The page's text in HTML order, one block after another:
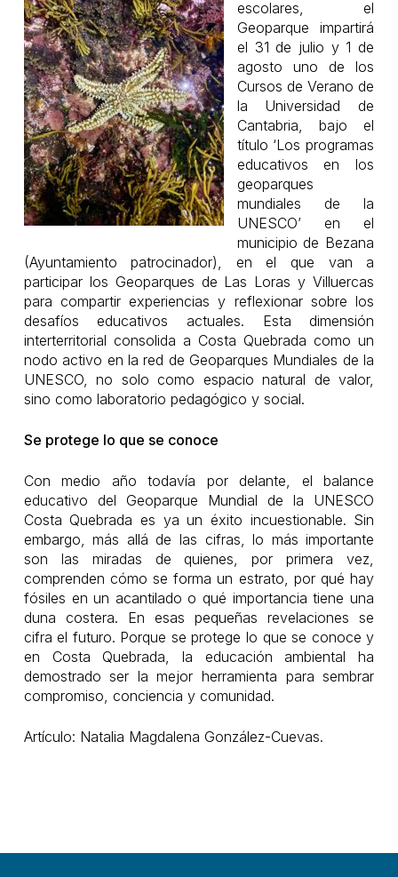
escolares, el
Geoparque impartirá
el 31 de julio y 1 de
agosto uno de los
Cursos de Verano de
la Universidad de
Cantabria, bajo el
título ‘Los programas
educativos en los
geoparques
mundiales de la
UNESCO’ en el
municipio de Bezana
(Ayuntamiento patrocinador), en el que van a
participar los Geoparques de Las Loras y Villuercas
para compartir experiencias y reflexionar sobre los
desafíos educativos actuales. Esta dimensión
interterritorial consolida a Costa Quebrada como un
nodo activo en la red de Geoparques Mundiales de la
UNESCO, no solo como espacio natural de valor,
sino como laboratorio pedagógico y social.
Se protege lo que se conoce
Con medio año todavía por delante, el balance
educativo del Geoparque Mundial de la UNESCO
Costa Quebrada es ya un éxito incuestionable. Sin
embargo, más allá de las cifras, lo más importante
son las miradas de quienes, por primera vez,
comprenden cómo se forma un estrato, por qué hay
fósiles en un acantilado o qué importancia tiene una
duna costera. En esas pequeñas revelaciones se
cifra el futuro. Porque se protege lo que se conoce y
en Costa Quebrada, la educación ambiental ha
demostrado ser la mejor herramienta para sembrar
compromiso, conciencia y comunidad.
Artículo: Natalia Magdalena González-Cuevas.